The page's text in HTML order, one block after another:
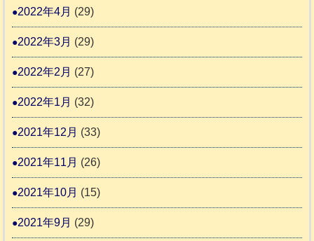
2022年4月 (29)
2022年3月 (29)
2022年2月 (27)
2022年1月 (32)
2021年12月 (33)
2021年11月 (26)
2021年10月 (15)
2021年9月 (29)